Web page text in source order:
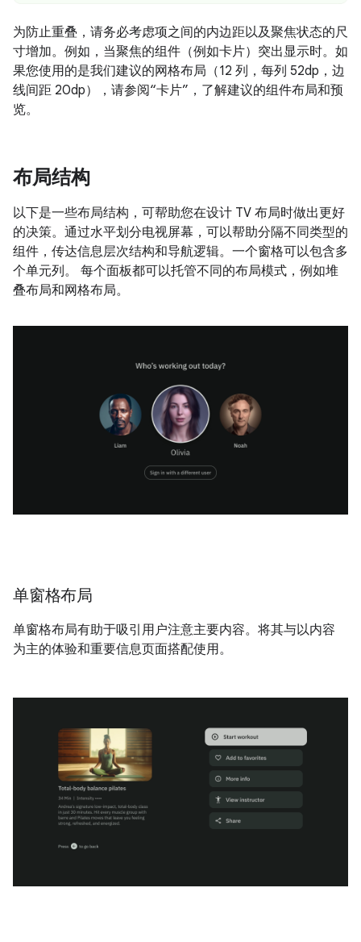
为防止重叠，请务必考虑项之间的内边距以及聚焦状态的尺
寸增加。例如，当聚焦的组件（例如卡片）突出显示时。如
果您使用的是我们建议的网格布局（12 列，每列 52dp，边
线间距 20dp），请参阅“卡片”，了解建议的组件布局和预
览。
布局结构
以下是一些布局结构，可帮助您在设计 TV 布局时做出更好
的决策。通过水平划分电视屏幕，可以帮助分隔不同类型的
组件，传达信息层次结构和导航逻辑。一个窗格可以包含多
个单元列。 每个面板都可以托管不同的布局模式，例如堆
叠布局和网格布局。
单窗格布局
单窗格布局有助于吸引用户注意主要内容。将其与以内容
为主的体验和重要信息页面搭配使用。